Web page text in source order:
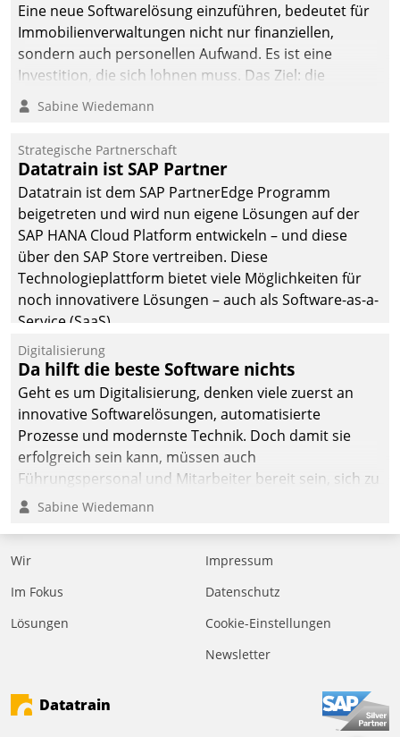
Eine neue Softwarelösung einzuführen, bedeutet für
Immobilienverwaltungen nicht nur finanziellen,
sondern auch personellen Aufwand. Es ist eine
Investition, die sich lohnen muss. Das Ziel: die
nachhaltige Optimierung der Geschäftsabläufe. Damit
dieses Ziel erreicht wird, sollten einige Grundregeln
Sabine Wiedemann
Strategische Partnerschaft
Datatrain ist SAP Partner
Datatrain ist dem SAP PartnerEdge Programm
beigetreten und wird nun eigene Lösungen auf der
SAP HANA Cloud Platform entwickeln – und diese
über den SAP Store vertreiben. Diese
Technologieplattform bietet viele Möglichkeiten für
noch innovativere Lösungen – auch als Software-as-a-
Service (SaaS).
Digitalisierung
Da hilft die beste Software nichts
Geht es um Digitalisierung, denken viele zuerst an
innovative Softwarelösungen, automatisierte
Prozesse und modernste Technik. Doch damit sie
erfolgreich sein kann, müssen auch
Führungspersonal und Mitarbeiter bereit sein, sich zu
verändern und anzupassen, sonst werden sie an ihr
Sabine Wiedemann
Wir
Im Fokus
Lösungen
Impressum
Datenschutz
Cookie-Einstellungen
Newsletter
Datatrain